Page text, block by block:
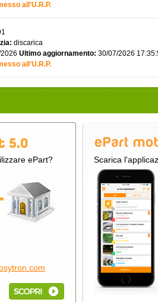
all'U.R.P.
discarica
Ultimo aggiornamento: 30/07/2026
all'U.R.P.
ePart? Scarica